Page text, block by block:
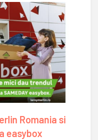
Romania si
easybox